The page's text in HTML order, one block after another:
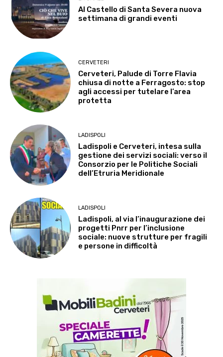
Al Castello di Santa Severa nuova
settimana di grandi eventi
CERVETERI
Cerveteri, Palude di Torre Flavia
chiusa di notte a Ferragosto: stop
agli accessi per tutelare l’area
protetta
LADISPOLI
Ladispoli e Cerveteri, intesa sulla
gestione dei servizi sociali: verso il
Consorzio per le Politiche Sociali
dell’Etruria Meridionale
LADISPOLI
Ladispoli, al via l’inaugurazione dei
progetti Pnrr per l’inclusione
sociale: nuove strutture per fragili
e persone in difficoltà